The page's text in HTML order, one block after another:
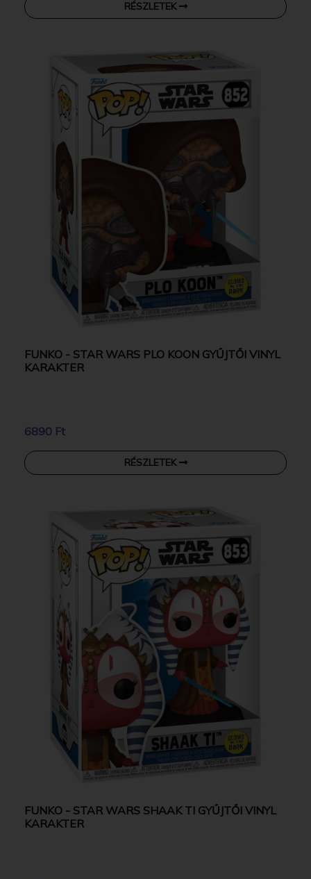
RÉSZLETEK
FUNKO - STAR WARS PLO KOON GYŰJTŐI VINYL
KARAKTER
6890 Ft
RÉSZLETEK
FUNKO - STAR WARS SHAAK TI GYŰJTŐI VINYL
KARAKTER